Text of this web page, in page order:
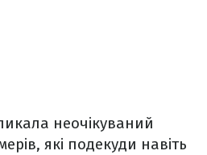
неочікуваний
які подекуди навіть